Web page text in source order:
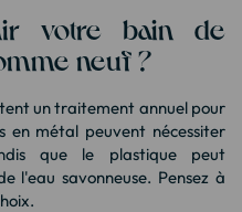
votre bain de
neuf ?
un traitement annuel pour
en métal peuvent nécessiter
que le plastique peut
l'eau savonneuse. Pensez à